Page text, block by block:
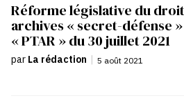
Réforme législative du droit
archives « secret-défense
« PTAR » du 30 juillet 2021
par La rédaction 5 août 2021